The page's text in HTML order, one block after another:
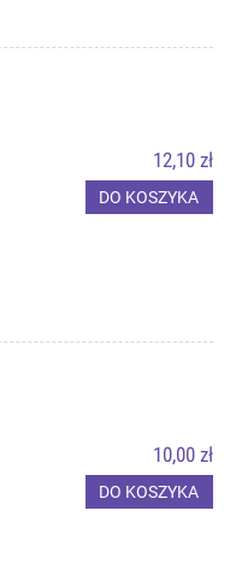
12,10 zł
DO KOSZYKA
10,00 zł
DO KOSZYKA